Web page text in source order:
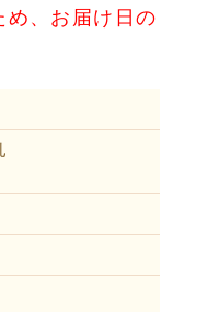
、お届け日の